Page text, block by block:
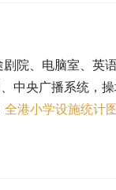
院、电脑室、英语
中央广播系统，
全港小学设施统计